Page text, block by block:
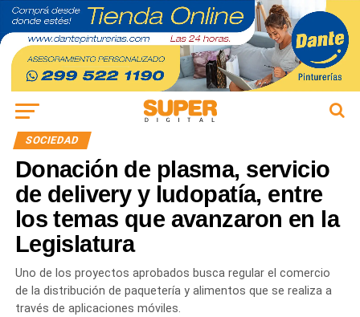
SOCIEDAD
Donación de plasma, servicio
de delivery y ludopatía, entre
los temas que avanzaron en la
Legislatura
Uno de los proyectos aprobados busca regular el comercio
de la distribución de paquetería y alimentos que se realiza a
través de aplicaciones móviles.